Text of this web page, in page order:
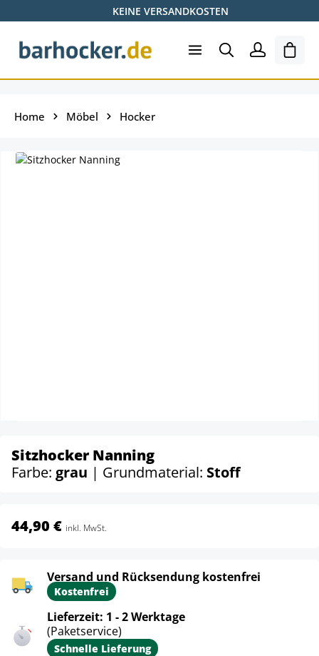
Zum Hauptinhalt springenKEINE VERSANDKOSTEN
Home Möbel Hocker
Sitzhocker Nanning
Farbe: grau | Grundmaterial: Stoff
44,90 € inkl. MwSt.
Versand und Rücksendung kostenfrei
Kostenfrei
Lieferzeit: 1 - 2 Werktage
(Paketservice)
Schnelle Lieferung